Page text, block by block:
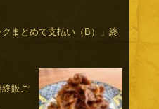
まとめて支払い（B）」終
終販ご